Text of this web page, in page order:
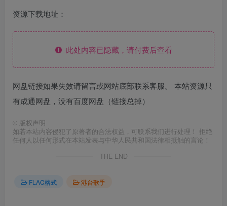
资源下载地址：
此处内容已隐藏，请付费后查看
网盘链接如果失效请留言或网站底部联系客服。 本站资源只
有成通网盘，没有百度网盘（链接总掉）
© 版权声明
如若本站内容侵犯了原著者的合法权益，可联系我们进行处理！ 拒绝
任何人以任何形式在本站发表与中华人民共和国法律相抵触的言论！
THE END
FLAC格式 港台歌手